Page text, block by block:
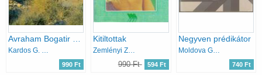
Avraham Bogatir hét napja
Kardos G. György
990 Ft
Kitiltottak
Zemlényi Zoltán
990 Ft 594 Ft
Negyven prédikátor
Moldova György
740 Ft